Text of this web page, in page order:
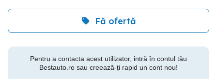
Fă ofertă
Pentru a contacta acest utilizator, intră în contul tău
Bestauto.ro sau creează-ți rapid un cont nou!